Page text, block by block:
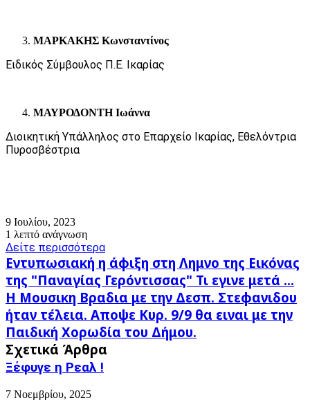
ΜΑΡΚΑΚΗΣ Κωνσταντίνος
Ειδικός Σύμβουλος Π.Ε. Ικαρίας
ΜΑΥΡΟΔΟΝΤΗ Ιωάννα
Διοικητική Υπάλληλος στο Επαρχείο Ικαρίας, Εθελόντρια
Πυροσβέστρια
9 Ιουλίου, 2023
1 λεπτό ανάγνωση
Δείτε περισσότερα
Εντυπωσιακή
η
άφιξη
στη
Λημνο
της
Εικόνας
της
"Παναγίας
Γερόντισσας"
Τι
Εντυπωσιακή η άφιξη στη Λημνο της Εικόνας
της "Παναγίας Γερόντισσας" Τι εγινε μετά ...
Η
Μουσικη
Βραδια
με
την
Δεσπ.
Στεφανιδου
τέλεια.
Η Μουσικη Βραδια με την Δεσπ. Στεφανιδου
ήταν τέλεια. Αποψε Κυρ. 9/9 θα ειναι με την
Παιδική Χορωδία του Δήμου.
Σχετικά Άρθρα
Ξέφυγε η Ρεαλ !
7 Νοεμβρίου, 2025